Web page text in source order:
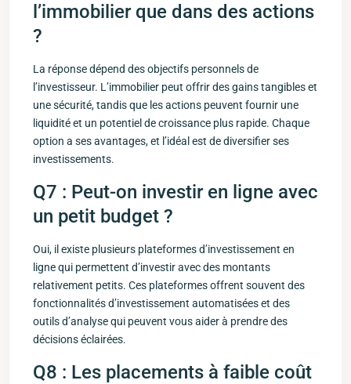
l’immobilier que dans ⁤des actions
?
La réponse dépend des objectifs personnels de
l’investisseur. L’immobilier peut offrir des ⁢gains tangibles et
une sécurité, tandis que les actions peuvent fournir une
liquidité et un potentiel de croissance plus rapide. Chaque
option a ses avantages, et l’idéal est de diversifier ses
investissements.
Q7 : Peut-on ⁢investir en ligne​ avec
‌un petit budget ?
Oui, il existe plusieurs plateformes d’investissement en
ligne qui permettent⁣ d’investir avec des montants
relativement petits. Ces plateformes offrent souvent des
fonctionnalités d’investissement automatisées et des
outils d’analyse qui peuvent vous aider à prendre des
décisions éclairées.
Q8 : Les placements​ à ‌faible coût